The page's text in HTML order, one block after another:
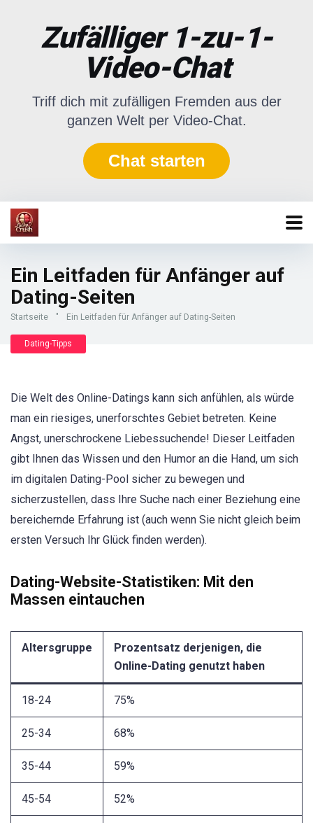
Zufälliger 1-zu-1-
Video-Chat
Triff dich mit zufälligen Fremden aus der
ganzen Welt per Video-Chat.
Chat starten
Ein Leitfaden für Anfänger auf
Dating-Seiten
Startseite " Ein Leitfaden für Anfänger auf Dating-Seiten
Dating-Tipps
Die Welt des Online-Datings kann sich anfühlen, als würde
man ein riesiges, unerforschtes Gebiet betreten. Keine
Angst, unerschrockene Liebessuchende! Dieser Leitfaden
gibt Ihnen das Wissen und den Humor an die Hand, um sich
im digitalen Dating-Pool sicher zu bewegen und
sicherzustellen, dass Ihre Suche nach einer Beziehung eine
bereichernde Erfahrung ist (auch wenn Sie nicht gleich beim
ersten Versuch Ihr Glück finden werden).
Dating-Website-Statistiken: Mit den
Massen eintauchen
Altersgruppe
Prozentsatz derjenigen, die
Online-Dating genutzt haben
18-24 75%
25-34 68%
35-44 59%
45-54 52%